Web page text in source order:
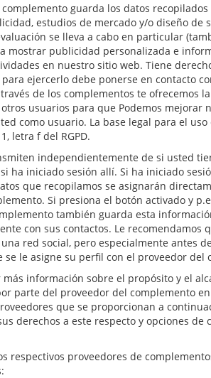
guarda los datos
estudios de mercado y/o diseño de
se lleva a cabo en particular
mostrar publicidad personalizada e
en nuestro sitio web. Tiene
ejercerlo debe ponerse en contacto
de los complementos te ofrecemos
usuarios para que Podemos mejorar
como usuario. La base legal para el
letra f del RGPD.
independientemente de si usted
ha iniciado sesión allí. Si ha iniciado
que recopilamos se asignarán
Si presiona el botón activado y
también guarda esta
con sus contactos. Le recomendamos
red social, pero especialmente antes
le asigne su perfil con el proveedor del
más información sobre el propósito y el
parte del proveedor del complemento
que se proporcionan a
derechos a este respecto y opciones
respectivos proveedores de